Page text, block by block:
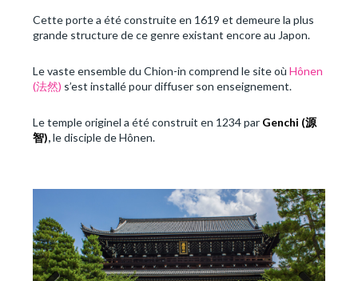
Cette porte a été construite en 1619 et demeure la plus
grande structure de ce genre existant encore au Japon.
Le vaste ensemble du Chion-in comprend le site où Hônen
(法然) s’est installé pour diffuser son enseignement.
Le temple originel a été construit en 1234 par Genchi (源
智),le disciple de Hônen.